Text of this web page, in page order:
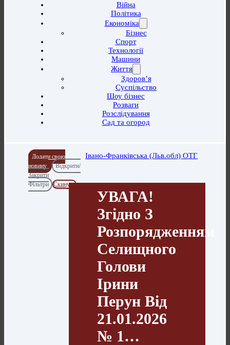
Війна
Політика
Економіка
Бізнес
Спорт
Технології
Машини
Життя
Здоров’я
Суспільство
Шоу бізнес
Розваги
Розслідування
Сад та огород
Додати свою
новину
Відкрити/
Закрити
Фільтри
Скинути
Івано-Франківська (Льв.обл) ОТГ
УВАГА!
Згідно З
Розпорядженням
Селищного
Голови
Ірини
Перун Від
21.01.2026
№ 1…